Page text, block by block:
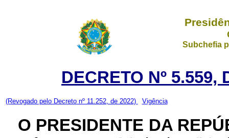
Subchefia
DECRETO Nº 5.559,
(Revogado pelo Decreto nº 11.252, de 2022) Vigência
O PRESIDENTE DA